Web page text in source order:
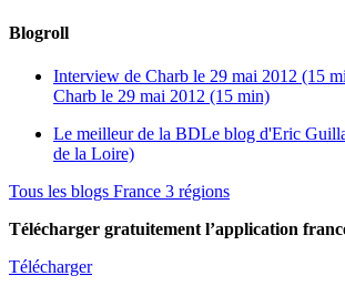
Blogroll
Interview de Charb le 29 mai 2012 (15
Charb le 29 mai 2012 (15 min)
Le meilleur de la BDLe blog d'Eric
de la Loire)
Tous les blogs France 3 régions
Télécharger gratuitement l’application
Télécharger